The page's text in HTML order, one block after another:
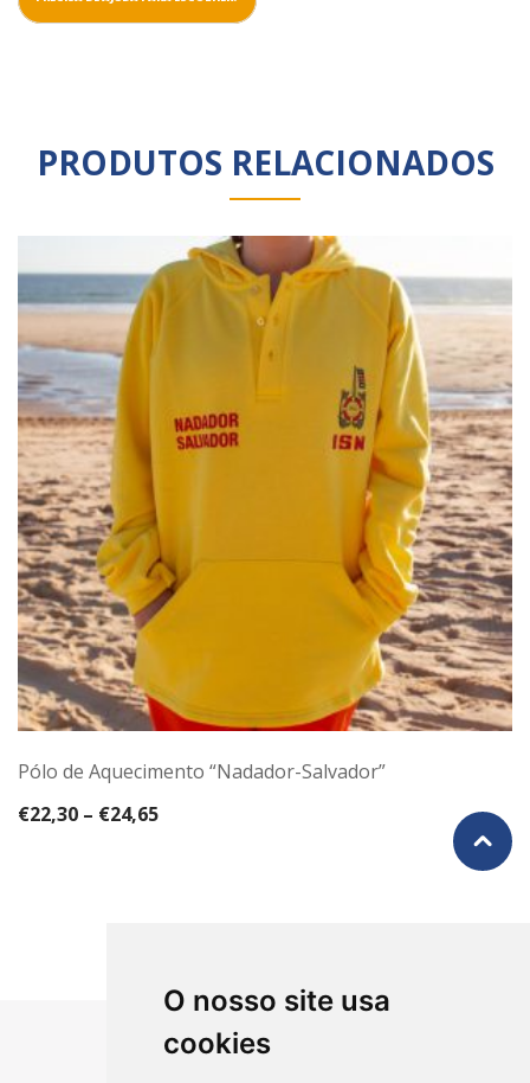
O nosso site usa
cookies
PRODUTOS RELACIONADOS
Pólo de Aquecimento “Nadador-Salvador”
€22,30 – €24,65